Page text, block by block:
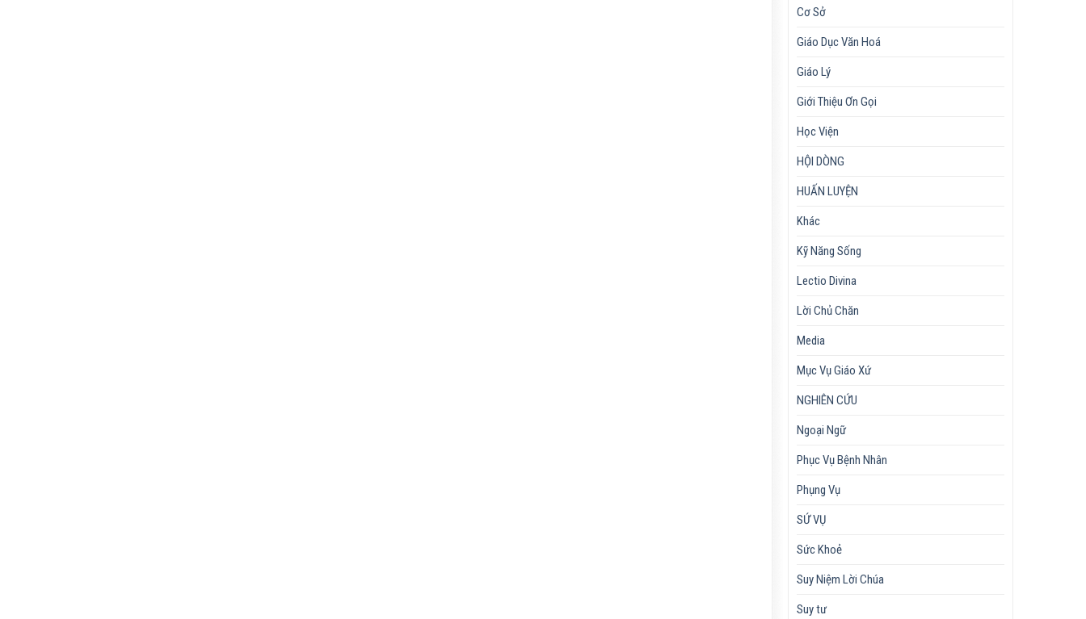
Cơ Sở
Giáo Dục Văn Hoá
Giáo Lý
Giới Thiệu Ơn Gọi
Học Viện
HỘI DÒNG
HUẤN LUYỆN
Khác
Kỹ Năng Sống
Lectio Divina
Lời Chủ Chăn
Media
Mục Vụ Giáo Xứ
NGHIÊN CỨU
Ngoại Ngữ
Phục Vụ Bệnh Nhân
Phụng Vụ
SỨ VỤ
Sức Khoẻ
Suy Niệm Lời Chúa
Suy tư